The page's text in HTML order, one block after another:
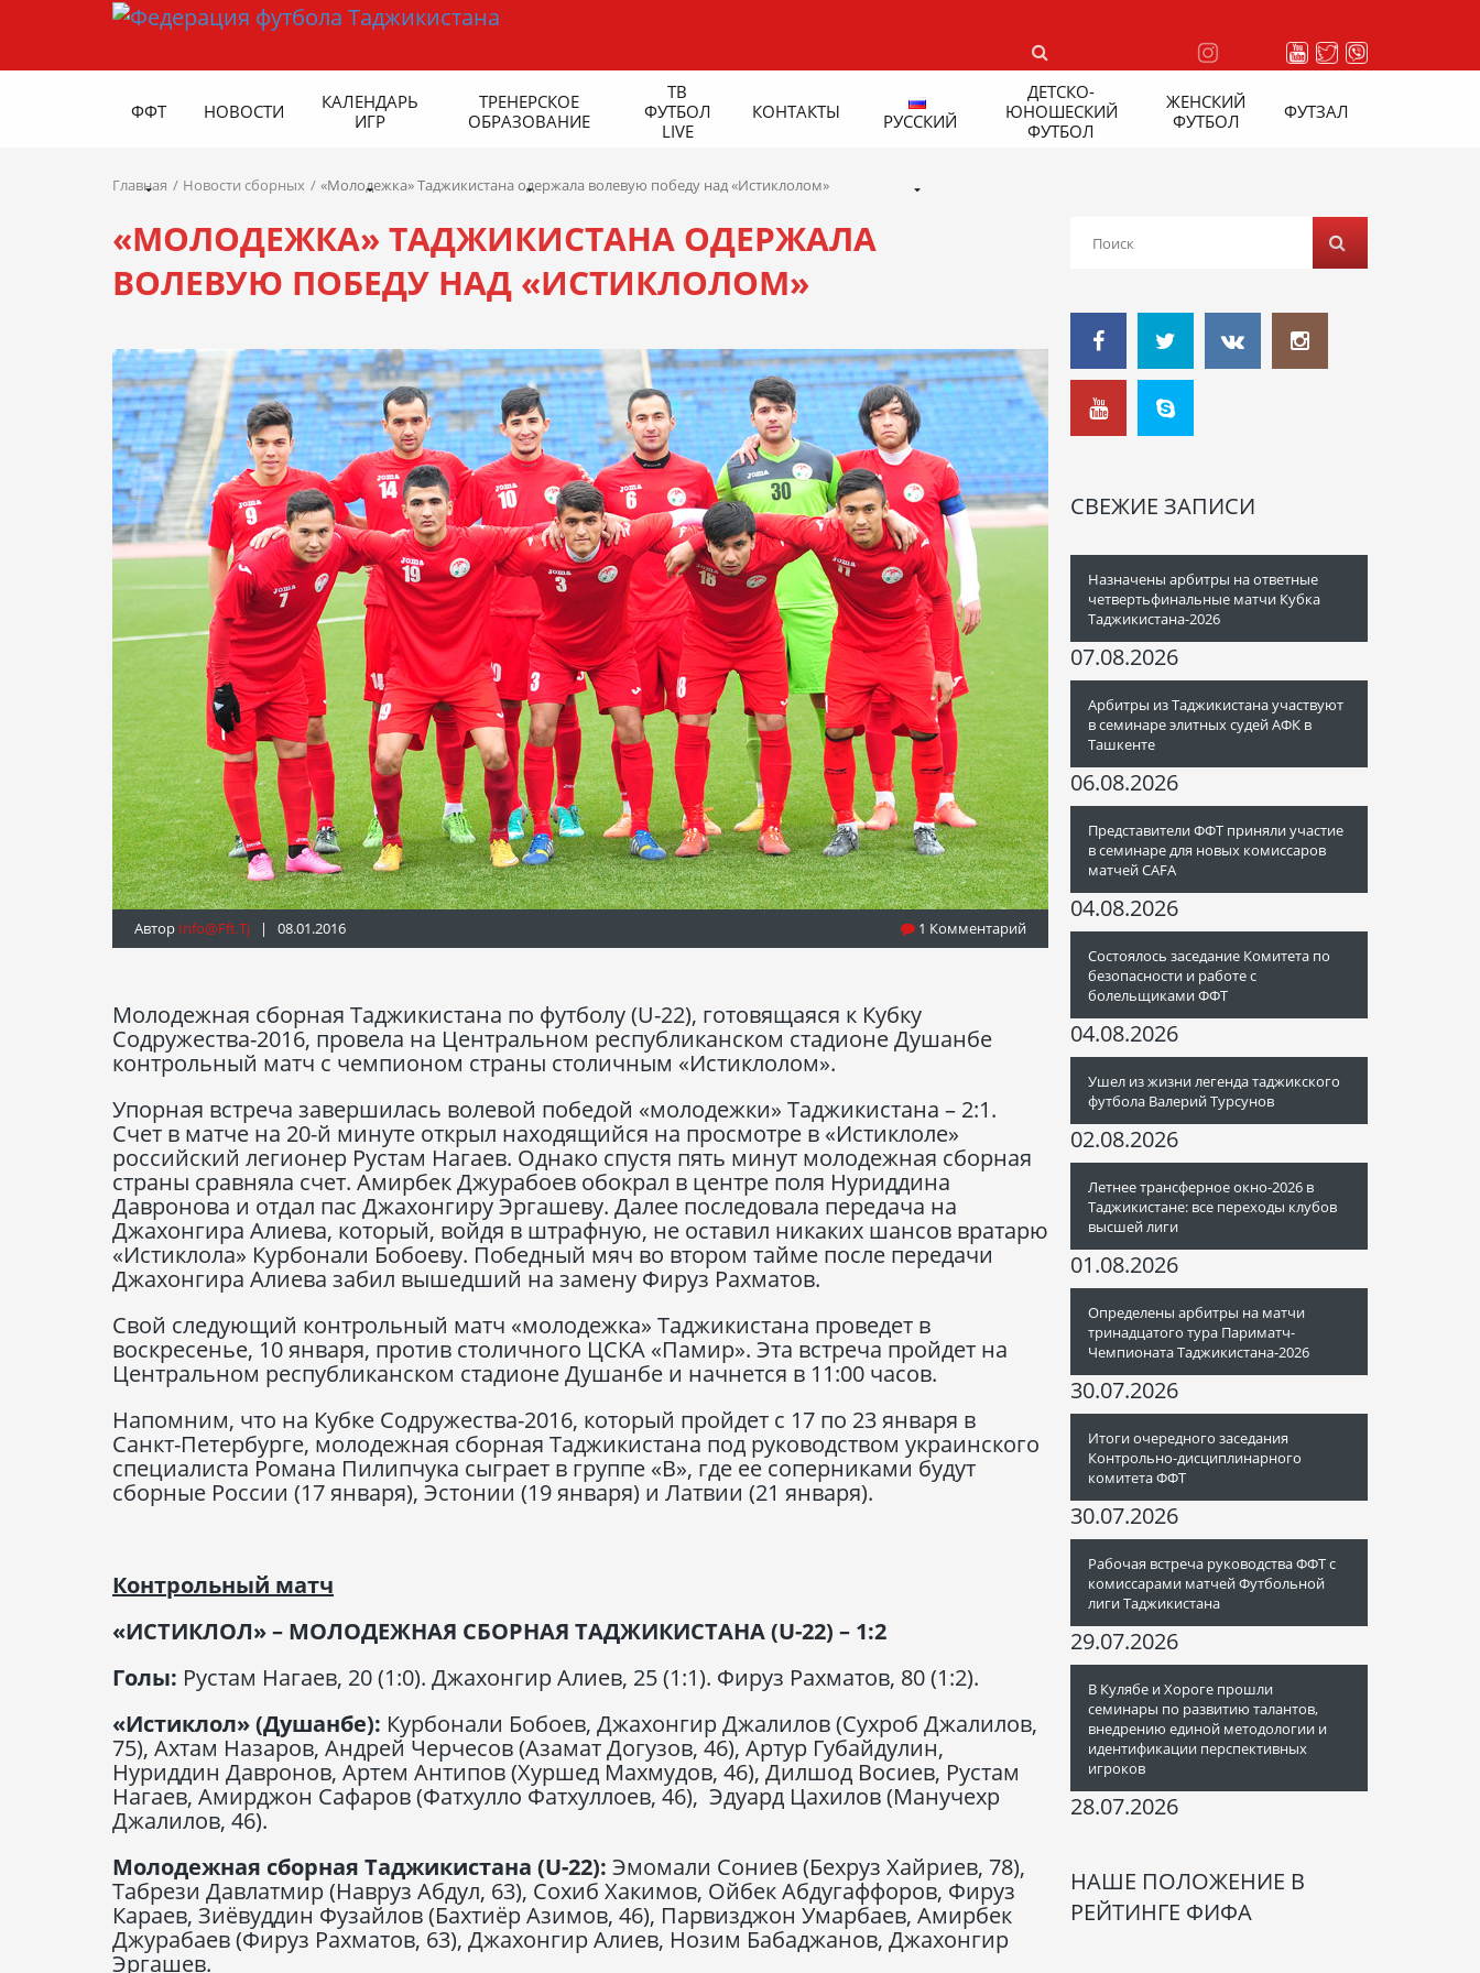
ФФТ НОВОСТИ
КАЛЕНДАРЬ
ИГР
ТРЕНЕРСКОЕ
ОБРАЗОВАНИЕ
ТВ
ФУТБОЛ
LIVE
КОНТАКТЫ РУССКИЙ
ДЕТСКО-
ЮНОШЕСКИЙ
ФУТБОЛ
ЖЕНСКИЙ
ФУТБОЛ
ФУТЗАЛ
Главная Новости сборных «Молодежка» Таджикистана одержала волевую победу над «Истиклолом»
«МОЛОДЕЖКА» ТАДЖИКИСТАНА ОДЕРЖАЛА
ВОЛЕВУЮ ПОБЕДУ НАД «ИСТИКЛОЛОМ»
Автор Info@fft.tj | 08.01.2016 1 Комментарий
Молодежная сборная Таджикистана по футболу (U-22), готовящаяся к Кубку
Содружества-2016, провела на Центральном республиканском стадионе Душанбе
контрольный матч с чемпионом страны столичным «Истиклолом».
Упорная встреча завершилась волевой победой «молодежки» Таджикистана – 2:1.
Счет в матче на 20-й минуте открыл находящийся на просмотре в «Истиклоле»
российский легионер Рустам Нагаев. Однако спустя пять минут молодежная сборная
страны сравняла счет. Амирбек Джурабоев обокрал в центре поля Нуриддина
Давронова и отдал пас Джахонгиру Эргашеву. Далее последовала передача на
Джахонгира Алиева, который, войдя в штрафную, не оставил никаких шансов вратарю
«Истиклола» Курбонали Бобоеву. Победный мяч во втором тайме после передачи
Джахонгира Алиева забил вышедший на замену Фируз Рахматов.
Свой следующий контрольный матч «молодежка» Таджикистана проведет в
воскресенье, 10 января, против столичного ЦСКА «Памир». Эта встреча пройдет на
Центральном республиканском стадионе Душанбе и начнется в 11:00 часов.
Напомним, что на Кубке Содружества-2016, который пройдет с 17 по 23 января в
Санкт-Петербурге, молодежная сборная Таджикистана под руководством украинского
специалиста Романа Пилипчука сыграет в группе «В», где ее соперниками будут
сборные России (17 января), Эстонии (19 января) и Латвии (21 января).
Контрольный матч
«ИСТИКЛОЛ» – МОЛОДЕЖНАЯ СБОРНАЯ ТАДЖИКИСТАНА (U-22) – 1:2
Голы: Рустам Нагаев, 20 (1:0). Джахонгир Алиев, 25 (1:1). Фируз Рахматов, 80 (1:2).
«Истиклол» (Душанбе): Курбонали Бобоев, Джахонгир Джалилов (Сухроб Джалилов,
75), Ахтам Назаров, Андрей Черчесов (Азамат Догузов, 46), Артур Губайдулин,
Нуриддин Давронов, Артем Антипов (Хуршед Махмудов, 46), Дилшод Восиев, Рустам
Нагаев, Амирджон Сафаров (Фатхулло Фатхуллоев, 46), Эдуард Цахилов (Манучехр
Джалилов, 46).
Молодежная сборная Таджикистана (U-22): Эмомали Сониев (Бехруз Хайриев, 78),
Табрези Давлатмир (Навруз Абдул, 63), Сохиб Хакимов, Ойбек Абдугаффоров, Фируз
Караев, Зиёвуддин Фузайлов (Бахтиёр Азимов, 46), Парвизджон Умарбаев, Амирбек
Джурабаев (Фируз Рахматов, 63), Джахонгир Алиев, Нозим Бабаджанов, Джахонгир
Эргашев.
СВЕЖИЕ ЗАПИСИ
Назначены арбитры на ответные
четвертьфинальные матчи Кубка
Таджикистана-2026
07.08.2026
Арбитры из Таджикистана участвуют
в семинаре элитных судей АФК в
Ташкенте
06.08.2026
Представители ФФТ приняли участие
в семинаре для новых комиссаров
матчей CAFA
04.08.2026
Состоялось заседание Комитета по
безопасности и работе с
болельщиками ФФТ
04.08.2026
Ушел из жизни легенда таджикского
футбола Валерий Турсунов
02.08.2026
Летнее трансферное окно-2026 в
Таджикистане: все переходы клубов
высшей лиги
01.08.2026
Определены арбитры на матчи
тринадцатого тура Париматч-
Чемпионата Таджикистана-2026
30.07.2026
Итоги очередного заседания
Контрольно-дисциплинарного
комитета ФФТ
30.07.2026
Рабочая встреча руководства ФФТ с
комиссарами матчей Футбольной
лиги Таджикистана
29.07.2026
В Кулябе и Хороге прошли
семинары по развитию талантов,
внедрению единой методологии и
идентификации перспективных
игроков
28.07.2026
НАШЕ ПОЛОЖЕНИЕ В
РЕЙТИНГЕ ФИФА